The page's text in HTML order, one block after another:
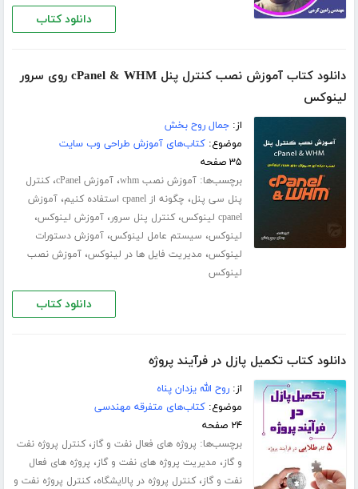
دانلود کتاب
دانلود کتاب آموزش نصب کنترل پنل cPanel & WHM روی سرور
لینوکس
از:جمال روح بخش
موضوع:کتاب‌های آموزش طراحی وب سایت
۳۵ صفحه
برچسب‌ها:آموزش نصب whm ،آموزش cPanel ،کنترل
پنل سی پنل، چگونه از cpanel استفاده کنیم ،آموزش
cpanel لینوکس
،کنترل پنل سرور،آموزش لینوکس،
لینوکس، سیستم عامل لینوکس،آموزش دستورات
لینوکس، مدیریت فایل ها در لینوکس،آموزش نصب
لینوکس
دانلود کتاب
دانلود کتاب تکمیل پازل در فرآیند پروژه
از:روح الله یزدان پناه
موضوع:کتاب‌های متفرقه مهندسی
۲۴ صفحه
برچسب‌ها: پروژه های فعال نفت و گاز،کنترل پروژه نفت
و گاز، مدیریت پروژه های نفت و گاز، پروژه های فعال
نفت و گاز،کنترل پروژه در پالایشگاه،کنترل پروژه نفت و